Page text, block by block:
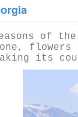
of
its